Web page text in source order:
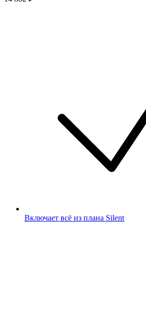
Включает всё из плана Silent